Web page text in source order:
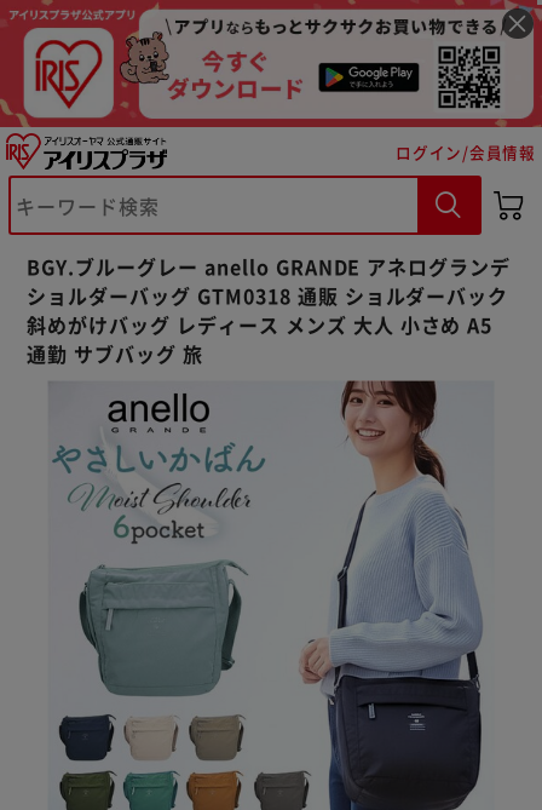
ログイン/会員情報
BGY.ブルーグレー anello GRANDE アネログランデ
ショルダーバッグ GTM0318 通販 ショルダーバック
斜めがけバッグ レディース メンズ 大人 小さめ A5
通勤 サブバッグ 旅
※ご確認ください
カートに入れる 購入手続きへ